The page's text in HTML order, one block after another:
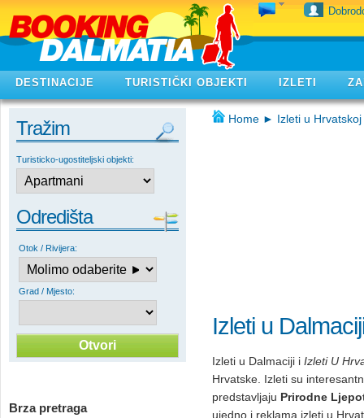
DESTINACIJE TURISTIČKI OBJEKTI IZLETI
Tražim
Turisticko-ugostiteljski objekti:
Odredišta
Otok / Rivijera:
Grad / Mjesto:
Brza pretraga
Home ► Izleti u Hrvatskoj
Izleti u
Izleti u Dalmaciji i Izleti U
Hrvatske. Izleti su
predstavljaju Prirodne
ujedno i reklama izleti u